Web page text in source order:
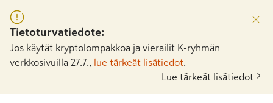
Tietoturvatiedote:
Jos käytät kryptolompakkoa ja vierailit K-ryhmän
verkkosivuilla 27.7.,
lue tärkeät lisätiedot
Lue tärkeät lisätiedot